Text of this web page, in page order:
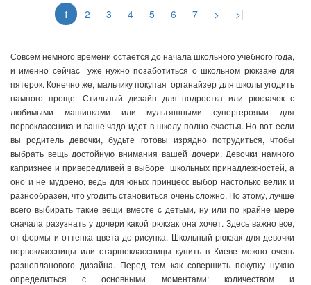
1 2 3 4 5 6 7 > >|
Совсем немного времени остается до начала школьного учебного года,
и именно сейчас уже нужно позаботиться о школьном рюкзаке для
пятерок. Конечно же, мальчику покупая органайзер для школы угодить
намного проще. Стильный дизайн для подростка или рюкзачок с
любимыми машинками или мультяшными супергероями для
первоклассника и ваше чадо идет в школу полно счастья. Но вот если
вы родитель девочки, будьте готовы изрядно потрудиться, чтобы
выбрать вещь достойную внимания вашей дочери. Девочки намного
капризнее и привередливей в выборе школьных принадлежностей, а
оно и не мудрено, ведь для юных принцесс выбор настолько велик и
разнообразен, что угодить становиться очень сложно. По этому, лучше
всего выбирать такие вещи вместе с детьми, ну или по крайне мере
сначала разузнать у дочери какой рюкзак она хочет. Здесь важно все,
от формы и оттенка цвета до рисунка. Школьный рюкзак для девочки
первоклассницы или старшеклассницы купить в Киеве можно очень
разнопланового дизайна. Перед тем как совершить покупку нужно
определиться с основными моментами: количеством и